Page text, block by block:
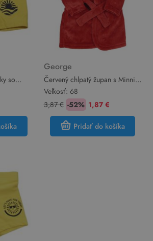
so
George
Červený chlpatý župan s Minnií
a kapucňou George
Veľkosť: 68
3,87 € -52% 1,87 €
Pridať do košíka